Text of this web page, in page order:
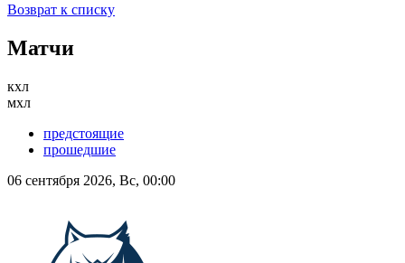
Возврат к списку
Матчи
кхл
мхл
предстоящие
прошедшие
06 сентября 2026, Вс, 00:00